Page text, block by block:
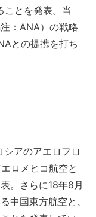
ことを発表。当
：ANA）の戦略
との提携を打ち
アのアエロフロ
ロメヒコ航空と
。さらに18年8月
中国東方航空と、